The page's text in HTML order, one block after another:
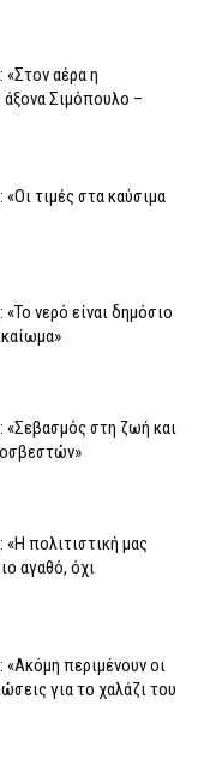
«Στον αέρα η
Σιμόπουλο –
τιμές στα καύσιμα
νερό είναι δημόσιο
«Σεβασμός στη ζωή και
«Η πολιτιστική μας
αγαθό, όχι
«Ακόμη περιμένουν οι
για το χαλάζι του